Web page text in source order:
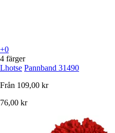
+0
4 färger
Lhotse Pannband 31490
Från 109,00 kr
76,00 kr